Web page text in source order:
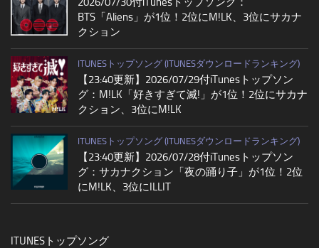
BTS「Aliens」が1位！2位にM!LK、3位にサカナ
クション
ITUNESトップソング (ITUNESダウンロードランキング)
【23:40更新】2026/07/29付iTunesトップソン
グ：M!LK「好きすぎて滅!」が1位！2位にサカナ
クション、3位にM!LK
ITUNESトップソング (ITUNESダウンロードランキング)
【23:40更新】2026/07/28付iTunesトップソン
グ：サカナクション「夜の踊り子」が1位！2位
にM!LK、3位にILLIT
ITUNESトップソング